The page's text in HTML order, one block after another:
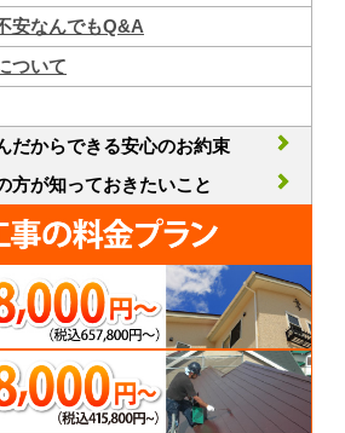
安なんでもQ&A
ついて
だからできる安心のお約束
方が知っておきたいこと